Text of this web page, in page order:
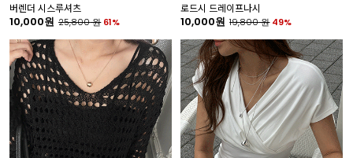
버렌더 시스루셔츠
10,000원 25,800원 61%
로드시 드레이프나시
10,000원 19,800원 49%